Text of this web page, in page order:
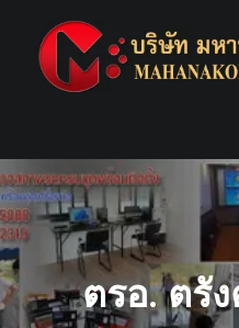
content
ตรอ. ตรั